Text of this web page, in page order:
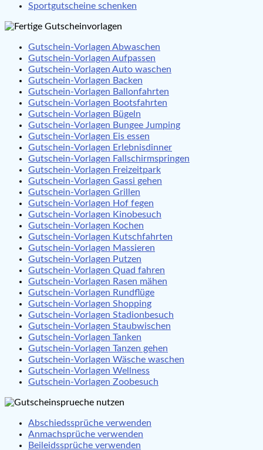
Sportgutscheine schenken
Gutschein-Vorlagen Abwaschen
Gutschein-Vorlagen Aufpassen
Gutschein-Vorlagen Auto waschen
Gutschein-Vorlagen Backen
Gutschein-Vorlagen Ballonfahrten
Gutschein-Vorlagen Bootsfahrten
Gutschein-Vorlagen Bügeln
Gutschein-Vorlagen Bungee Jumping
Gutschein-Vorlagen Eis essen
Gutschein-Vorlagen Erlebnisdinner
Gutschein-Vorlagen Fallschirmspringen
Gutschein-Vorlagen Freizeitpark
Gutschein-Vorlagen Gassi gehen
Gutschein-Vorlagen Grillen
Gutschein-Vorlagen Hof fegen
Gutschein-Vorlagen Kinobesuch
Gutschein-Vorlagen Kochen
Gutschein-Vorlagen Kutschfahrten
Gutschein-Vorlagen Massieren
Gutschein-Vorlagen Putzen
Gutschein-Vorlagen Quad fahren
Gutschein-Vorlagen Rasen mähen
Gutschein-Vorlagen Rundflüge
Gutschein-Vorlagen Shopping
Gutschein-Vorlagen Stadionbesuch
Gutschein-Vorlagen Staubwischen
Gutschein-Vorlagen Tanken
Gutschein-Vorlagen Tanzen gehen
Gutschein-Vorlagen Wäsche waschen
Gutschein-Vorlagen Wellness
Gutschein-Vorlagen Zoobesuch
Abschiedssprüche verwenden
Anmachsprüche verwenden
Beileidssprüche verwenden